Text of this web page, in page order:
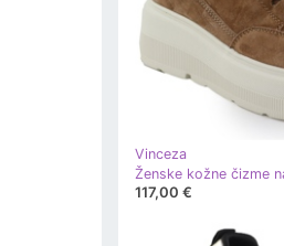
Vinceza
117,00 €